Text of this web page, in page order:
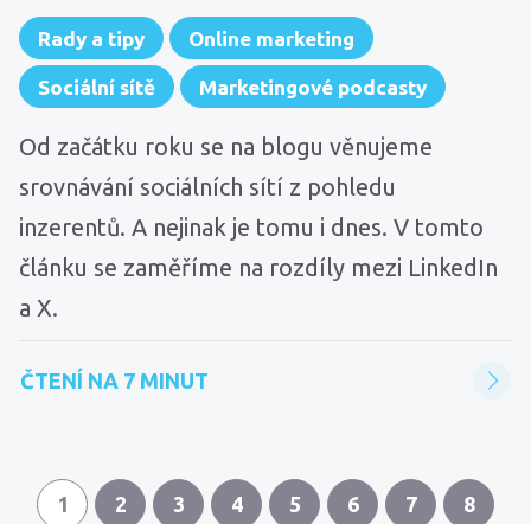
Rady a tipy Online marketing
Sociální sítě Marketingové podcasty
Od začátku roku se na blogu věnujeme
srovnávání sociálních sítí z pohledu
inzerentů. A nejinak je tomu i dnes. V tomto
článku se zaměříme na rozdíly mezi LinkedIn
a X.
ČTENÍ NA 7 MINUT
1 2 3 4 5 6 7 8